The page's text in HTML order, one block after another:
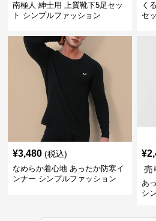
南極人 紳士用 上質靴下5足セッ
ト シンプルファッション
く
セ
¥3,480 (税込)
なめらか着心地 あったか防寒イ
ンナー シンプルファッション
¥
売
あ
シ